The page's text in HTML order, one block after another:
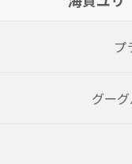
プ
グー